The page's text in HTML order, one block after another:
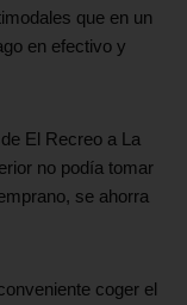
que en un
en efectivo y
El Recreo a La
no podía tomar
se ahorra
coger el